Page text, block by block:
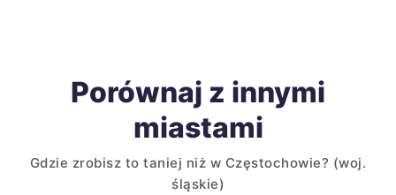
Porównaj z innymi
miastami
Gdzie zrobisz to taniej niż w Częstochowie? (woj.
śląskie)